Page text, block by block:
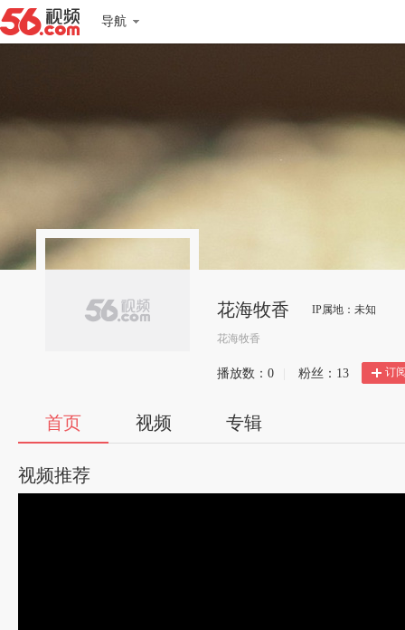
导航
花海牧香 IP属地：未知
花海牧香
播放数： 0 粉丝： 13 订
首页 视频 专辑
视频推荐